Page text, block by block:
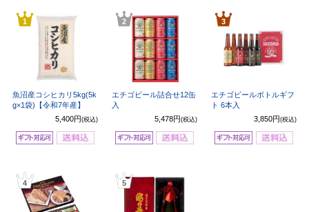
1
魚沼産コシヒカリ5kg(5k
g×1袋)【令和7年産】
5,400円 (税込)
2
エチゴビール詰合せ12缶
入
5,478円 (税込)
3
エチゴビールボトルギフ
ト 6本入
3,850円(税込)
4 5